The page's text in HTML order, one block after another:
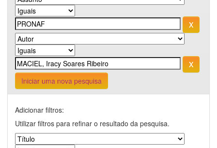
Iniciar uma nova pesquisa
Adicionar filtros:
Utilizar filtros para refinar o resultado da pesquisa.